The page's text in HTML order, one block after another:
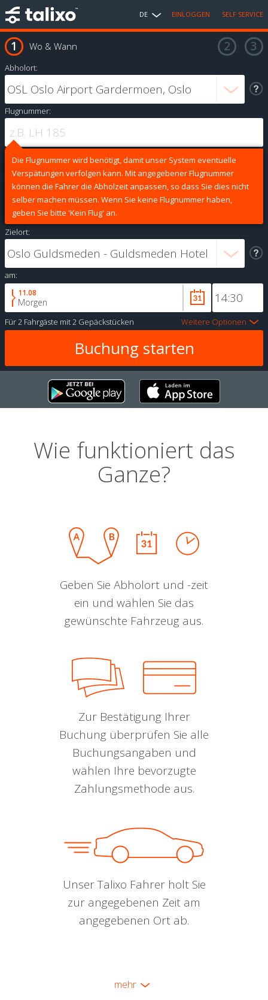
DE EINLOGGEN SELF SERVICE
Wo & Wann
Abholort:
Flugnummer:
Die Flugnummer wird benötigt, damit unser System eventuelle
Verspätungen verfolgen kann. Mit angegebener Flugnummer
können die Fahrer die Abholzeit anpassen, so dass Sie dies nicht
selber machen müssen. Wenn Sie keine Flugnummer haben,
geben Sie bitte 'Kein Flug' an.
Zielort:
am:
11.08
Morgen
Für2 Fahrgäste mit2 Gepäckstücken Weitere Optionen
Wie funktioniert das
Ganze?
Geben Sie Abholort und -zeit
ein und wählen Sie das
gewünschte Fahrzeug aus.
Zur Bestätigung Ihrer
Buchung überprüfen Sie alle
Buchungsangaben und
wählen Ihre bevorzugte
Zahlungsmethode aus.
Unser Talixo Fahrer holt Sie
zur angegebenen Zeit am
angegebenen Ort ab.
mehr